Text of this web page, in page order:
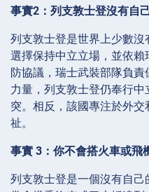
事實2：列支敦士登沒有自
列支敦士登是世界上少數
選擇保持中立立場，並依
防協議，瑞士武裝部隊負
力量，列支敦士登仍奉行
突。相反，該國專注於外
祉。
事實 3：你不會搭火車或飛
列支敦士登是一個沒有自